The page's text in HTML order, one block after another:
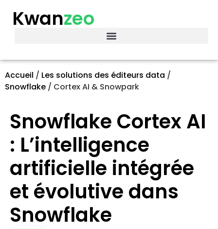
Kwanzeo
Accueil / Les solutions des éditeurs data /
Snowflake / Cortex AI & Snowpark
Snowflake Cortex AI
: L’intelligence
artificielle intégrée
et évolutive dans
Snowflake